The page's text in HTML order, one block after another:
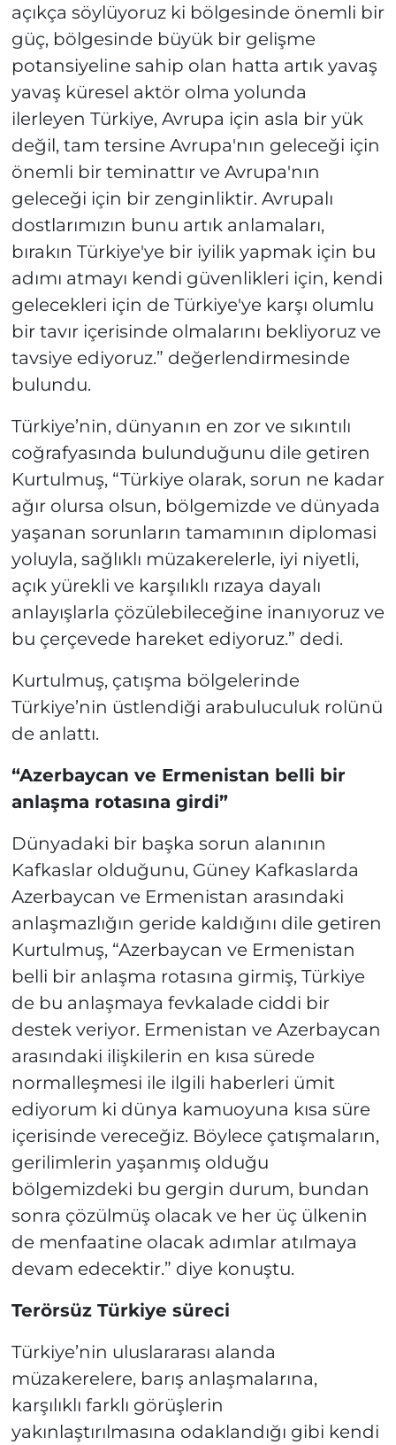
açıkça söylüyoruz ki bölgesinde önemli bir
güç, bölgesinde büyük bir gelişme
potansiyeline sahip olan hatta artık yavaş
yavaş küresel aktör olma yolunda
ilerleyen Türkiye, Avrupa için asla bir yük
değil, tam tersine Avrupa'nın geleceği için
önemli bir teminattır ve Avrupa'nın
geleceği için bir zenginliktir. Avrupalı
dostlarımızın bunu artık anlamaları,
bırakın Türkiye'ye bir iyilik yapmak için bu
adımı atmayı kendi güvenlikleri için, kendi
gelecekleri için de Türkiye'ye karşı olumlu
bir tavır içerisinde olmalarını bekliyoruz ve
tavsiye ediyoruz.” değerlendirmesinde
bulundu.
Türkiye’nin, dünyanın en zor ve sıkıntılı
coğrafyasında bulunduğunu dile getiren
Kurtulmuş, “Türkiye olarak, sorun ne kadar
ağır olursa olsun, bölgemizde ve dünyada
yaşanan sorunların tamamının diplomasi
yoluyla, sağlıklı müzakerelerle, iyi niyetli,
açık yürekli ve karşılıklı rızaya dayalı
anlayışlarla çözülebileceğine inanıyoruz ve
bu çerçevede hareket ediyoruz.” dedi.
Kurtulmuş, çatışma bölgelerinde
Türkiye’nin üstlendiği arabuluculuk rolünü
de anlattı.
“Azerbaycan ve Ermenistan belli bir
anlaşma rotasına girdi”
Dünyadaki bir başka sorun alanının
Kafkaslar olduğunu, Güney Kafkaslarda
Azerbaycan ve Ermenistan arasındaki
anlaşmazlığın geride kaldığını dile getiren
Kurtulmuş, “Azerbaycan ve Ermenistan
belli bir anlaşma rotasına girmiş, Türkiye
de bu anlaşmaya fevkalade ciddi bir
destek veriyor. Ermenistan ve Azerbaycan
arasındaki ilişkilerin en kısa sürede
normalleşmesi ile ilgili haberleri ümit
ediyorum ki dünya kamuoyuna kısa süre
içerisinde vereceğiz. Böylece çatışmaların,
gerilimlerin yaşanmış olduğu
bölgemizdeki bu gergin durum, bundan
sonra çözülmüş olacak ve her üç ülkenin
de menfaatine olacak adımlar atılmaya
devam edecektir.” diye konuştu.
Terörsüz Türkiye süreci
Türkiye’nin uluslararası alanda
müzakerelere, barış anlaşmalarına,
karşılıklı farklı görüşlerin
yakınlaştırılmasına odaklandığı gibi kendi